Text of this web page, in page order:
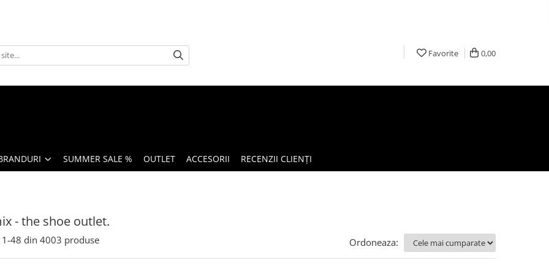
Favorite 0,00
SUMMER SALE % OUTLET ACCESORII RECENZII CLIENȚI
- the shoe outlet.
1-48 din 4003 produse Ordoneaza: